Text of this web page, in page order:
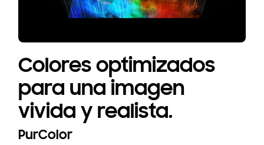
Colores optimizados
para una imagen
vivida y realista.
PurColor